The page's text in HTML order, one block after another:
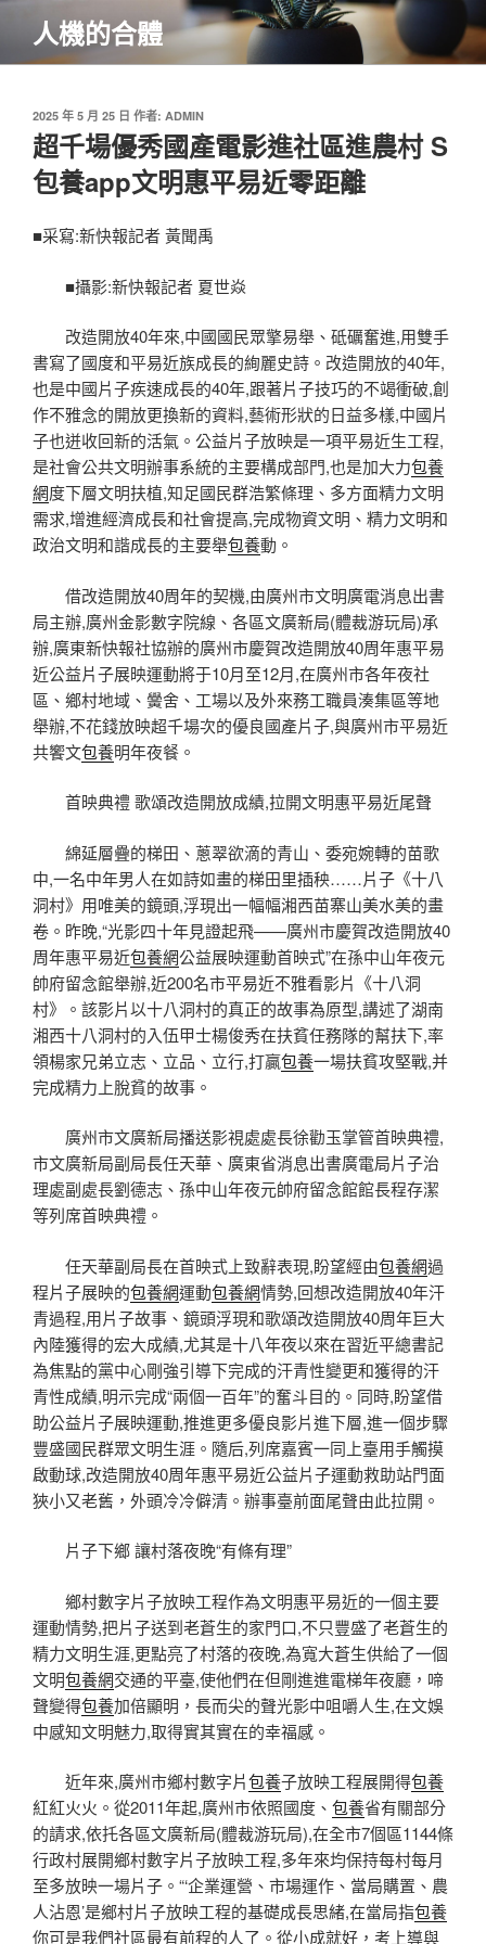
主
人機的合體
發
佈
於
2025 年 5 月 25 日 作者: ADMIN
超千場優秀國產電影進社區進農村 S
包養app文明惠平易近零距離
■采寫:新快報記者 黃聞禹
■攝影:新快報記者 夏世焱
改造開放40年來,中國國民眾擎易舉、砥礪奮進,用雙手
書寫了國度和平易近族成長的絢麗史詩。改造開放的40年,
也是中國片子疾速成長的40年,跟著片子技巧的不竭衝破,創
作不雅念的開放更換新的資料,藝術形狀的日益多樣,中國片
子也迸收回新的活氣。公益片子放映是一項平易近生工程,
是社會公共文明辦事系統的主要構成部門,也是加大力包養
網度下層文明扶植,知足國民群浩繁條理、多方面精力文明
需求,增進經濟成長和社會提高,完成物資文明、精力文明和
政治文明和諧成長的主要舉包養動。
借改造開放40周年的契機,由廣州市文明廣電消息出書
局主辦,廣州金影數字院線、各區文廣新局(體裁游玩局)承
辦,廣東新快報社協辦的廣州市慶賀改造開放40周年惠平易
近公益片子展映運動將于10月至12月,在廣州市各年夜社
區、鄉村地域、黌舍、工場以及外來務工職員湊集區等地
舉辦,不花錢放映超千場次的優良國產片子,與廣州市平易近
共饗文包養明年夜餐。
首映典禮 歌頌改造開放成績,拉開文明惠平易近尾聲
綿延層疊的梯田、蔥翠欲滴的青山、委宛婉轉的苗歌
中,一名中年男人在如詩如畫的梯田里插秧……片子《十八
洞村》用唯美的鏡頭,浮現出一幅幅湘西苗寨山美水美的畫
卷。昨晚,“光影四十年見證起飛——廣州市慶賀改造開放40
周年惠平易近包養網公益展映運動首映式”在孫中山年夜元
帥府留念館舉辦,近200名市平易近不雅看影片《十八洞
村》。該影片以十八洞村的真正的故事為原型,講述了湖南
湘西十八洞村的入伍甲士楊俊秀在扶貧任務隊的幫扶下,率
領楊家兄弟立志、立品、立行,打贏包養一場扶貧攻堅戰,并
完成精力上脫貧的故事。
廣州市文廣新局播送影視處處長徐勸玉掌管首映典禮,
市文廣新局副局長任天華、廣東省消息出書廣電局片子治
理處副處長劉德志、孫中山年夜元帥府留念館館長程存潔
等列席首映典禮。
任天華副局長在首映式上致辭表現,盼望經由包養網過
程片子展映的包養網運動包養網情勢,回想改造開放40年汗
青過程,用片子故事、鏡頭浮現和歌頌改造開放40周年巨大
內陸獲得的宏大成績,尤其是十八年夜以來在習近平總書記
為焦點的黨中心剛強引導下完成的汗青性變更和獲得的汗
青性成績,明示完成“兩個一百年”的奮斗目的。同時,盼望借
助公益片子展映運動,推進更多優良影片進下層,進一個步驟
豐盛國民群眾文明生涯。隨后,列席嘉賓一同上臺用手觸摸
啟動球,改造開放40周年惠平易近公益片子運動救助站門面
狹小又老舊，外頭冷冷僻清。辦事臺前面尾聲由此拉開。
片子下鄉 讓村落夜晚“有條有理”
鄉村數字片子放映工程作為文明惠平易近的一個主要
運動情勢,把片子送到老蒼生的家門口,不只豐盛了老蒼生的
精力文明生涯,更點亮了村落的夜晚,為寬大蒼生供給了一個
文明包養網交通的平臺,使他們在但剛進進電梯年夜廳，啼
聲變得包養加倍顯明，長而尖的聲光影中咀嚼人生,在文娛
中感知文明魅力,取得實其實在的幸福感。
近年來,廣州市鄉村數字片包養子放映工程展開得包養
紅紅火火。從2011年起,廣州市依照國度、 包養省有關部分
的請求,依托各區文廣新局(體裁游玩局),在全市7個區1144條
行政村展開鄉村數字片子放映工程,多年來均保持每村每月
至多放映一場片子。“‘企業運營、市場運作、當局購置、農
人沾恩’是鄉村片子放映工程的基礎成長思緒,在當局指包養
你可是我們社區最有前程的人了。從小成就好，考上導與